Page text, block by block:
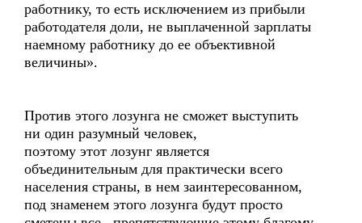
работнику, то есть исключением из прибыли
работодателя доли, не выплаченной зарплаты
наемному работнику до ее объективной
величины».
Против этого лозунга не сможет выступить
ни один разумный человек,
поэтому этот лозунг является
объединительным для практически всего
населения страны, в нем заинтересованном,
под знаменем этого лозунга будут просто